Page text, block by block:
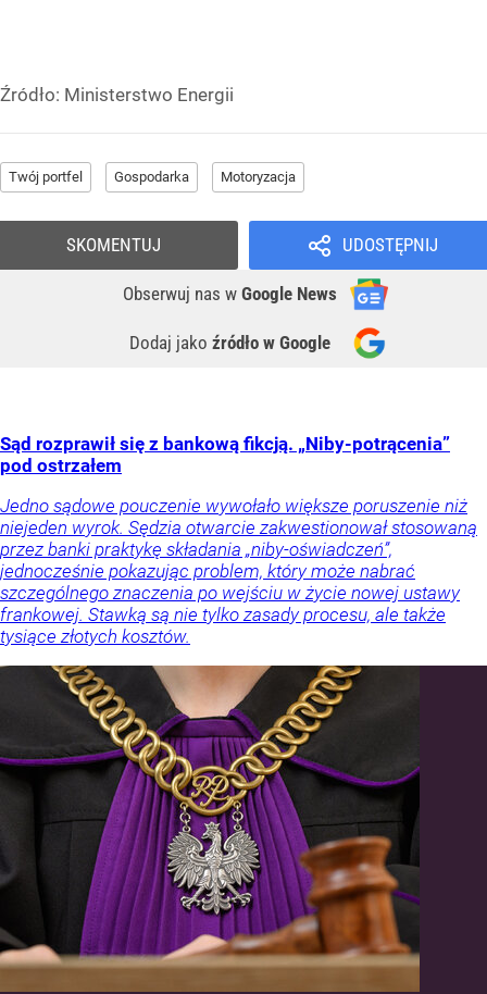
Źródło: Ministerstwo Energii
Twój portfel Gospodarka Motoryzacja
UDOSTĘPNIJ
Obserwuj nas w Google News
Dodaj jako źródło w Google
SKOMENTUJ
Sąd rozprawił się z bankową fikcją. „Niby-potrącenia”
pod ostrzałem
Jedno sądowe pouczenie wywołało większe poruszenie niż
niejeden wyrok. Sędzia otwarcie zakwestionował stosowaną
przez banki praktykę składania „niby-oświadczeń”,
jednocześnie pokazując problem, który może nabrać
szczególnego znaczenia po wejściu w życie nowej ustawy
frankowej. Stawką są nie tylko zasady procesu, ale także
tysiące złotych kosztów.